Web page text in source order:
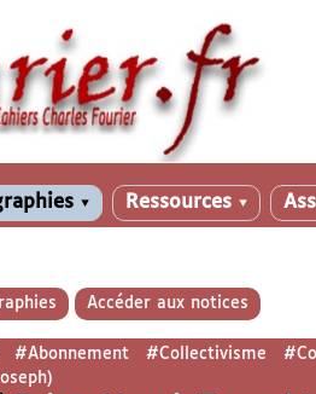
▼ Ressources ▼
Accéder aux notices
#Abonnement #Collectivisme